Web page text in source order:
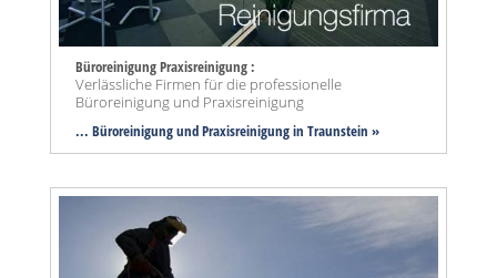
Büroreinigung Praxisreinigung :
Verlässliche Firmen für die professionelle
Büroreinigung und Praxisreinigung
... Büroreinigung und Praxisreinigung in Traunstein »